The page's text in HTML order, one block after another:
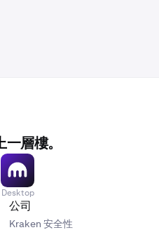
層樓。
Desktop
公司
Kraken 安全性